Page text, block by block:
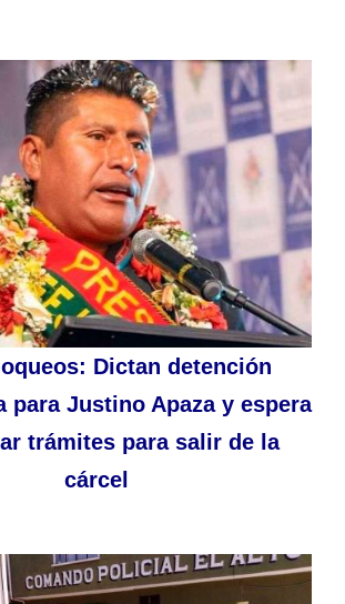
Dictan detención
para Justino Apaza y espera
trámites para salir de la
cárcel